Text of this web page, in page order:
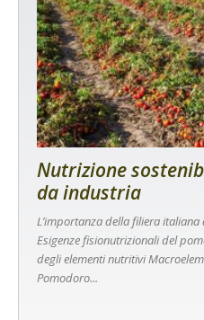
Nutrizione
da industria
L’importanza della filiera
Esigenze fisionutrizionali del
degli elementi nutritivi
Pomodoro...